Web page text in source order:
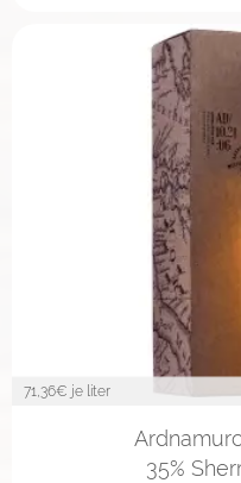
71,36€ je liter
35%